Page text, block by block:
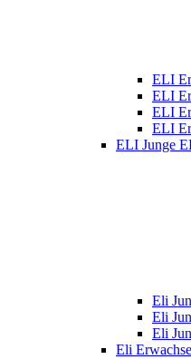
ELI
ELI
ELI
ELI
ELI Junge
Eli
Eli
Eli
Eli